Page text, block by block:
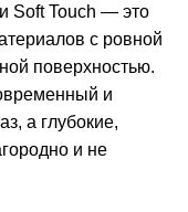
Soft Touch — это
с ровной
поверхностью.
и
а глубокие,
и не